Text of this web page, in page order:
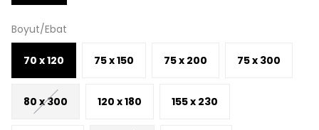
Boyut/Ebat
70 x 120 75 x 150 75 x 200 75 x 300
80 x 300 120 x 180 155 x 230